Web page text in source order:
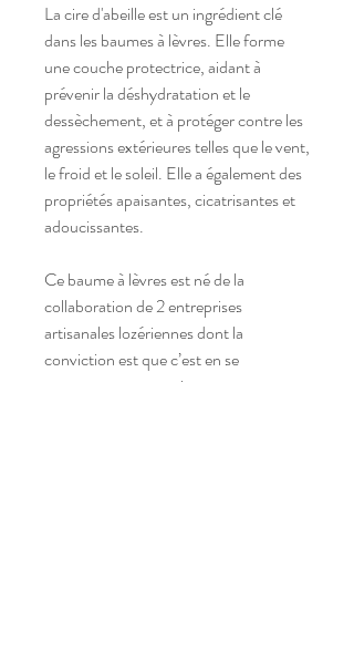
La cire d'abeille est un ingrédient clé
dans les baumes à lèvres. Elle forme
une couche protectrice, aidant à
prévenir la déshydratation et le
dessèchement, et à protéger contre les
agressions extérieures telles que le vent,
le froid et le soleil. Elle a également des
propriétés apaisantes, cicatrisantes et
adoucissantes.
Ce baume à lèvres est né de la
collaboration de 2 entreprises
artisanales lozériennes dont la
conviction est que c’est en se
regroupant entre artisans, et en